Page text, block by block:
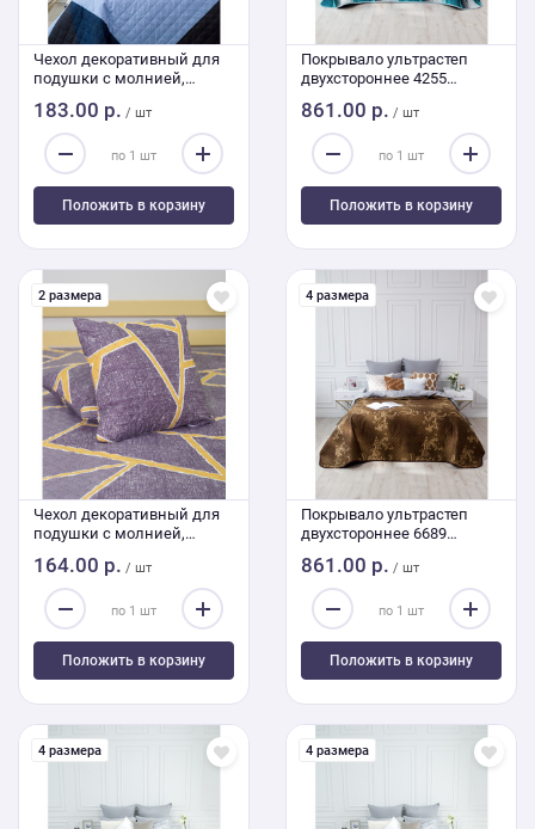
Чехол декоративный для
подушки с молнией,
183.00 р. / шт
Положить в корзину
Покрывало ультрастеп
двухстороннее 4255
861.00 р. / шт
Положить в корзину
2 размера
Чехол декоративный для
подушки с молнией,
164.00 р. / шт
Положить в корзину
4 размера
Покрывало ультрастеп
двухстороннее 6689
861.00 р. / шт
Положить в корзину
4 размера 4 размера